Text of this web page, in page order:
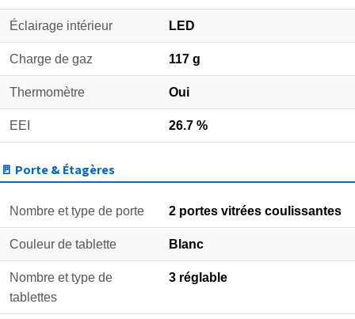
Éclairage intérieur LED
Charge de gaz 117 g
Thermomètre Oui
EEI 26.7 %
🚪 Porte & Étagères
Nombre et type de porte 2 portes vitrées coulissantes
Couleur de tablette Blanc
Nombre et type de
tablettes
3 réglable